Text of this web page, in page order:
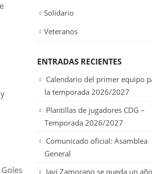
Solidario
Veteranos
ENTRADAS RECIENTES
Calendario del primer equipo
la temporada 2026/2027
Plantillas de jugadores CDG –
Temporada 2026/2027
Comunicado oficial: Asamblea
General
Javi Zamorano se queda un año